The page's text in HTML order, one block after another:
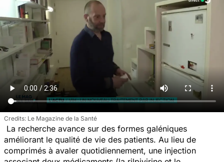
Le Magazine de la Santé
La recherche avance sur des formes galéniques
améliorant le qualité de vie des patients. Au lieu de
comprimés à avaler quotidiennement, une injection